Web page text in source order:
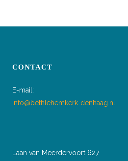
CONTACT
E-mail:
info@bethlehemkerk-denhaag.nl
Laan van Meerdervoort 627